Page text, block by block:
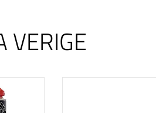
VERIGE